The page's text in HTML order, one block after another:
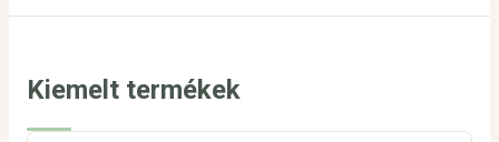
Kiemelt termékek